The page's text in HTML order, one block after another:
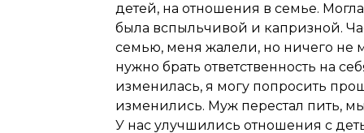
детей, на отношения в семье.
была вспыльчивой и капризной.
семью, меня жалели, но ничего не
нужно брать ответственность на
изменилась, я могу попросить
изменились. Муж перестал пить,
У нас улучшились отношения с